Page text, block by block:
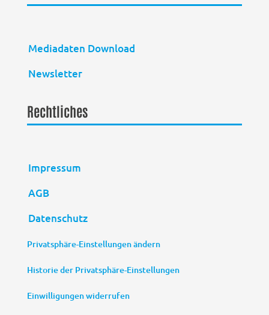
Mediadaten Download
Newsletter
Rechtliches
Impressum
AGB
Datenschutz
Privatsphäre-Einstellungen ändern
Historie der Privatsphäre-Einstellungen
Einwilligungen widerrufen